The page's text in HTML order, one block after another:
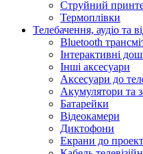
Струйний
Термоплівки
Телебачення, аудіо та
Bluetooth
Інтерактивні
Інші аксесуари
Аксесуари до
Акумулятори та
Батарейки
Відеокамери
Диктофони
Екрани до